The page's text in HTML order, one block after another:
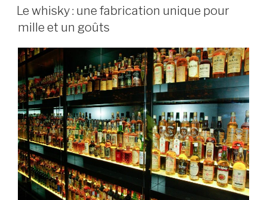
LE
Le whisky : une fabrication unique pour
mille et un goûts